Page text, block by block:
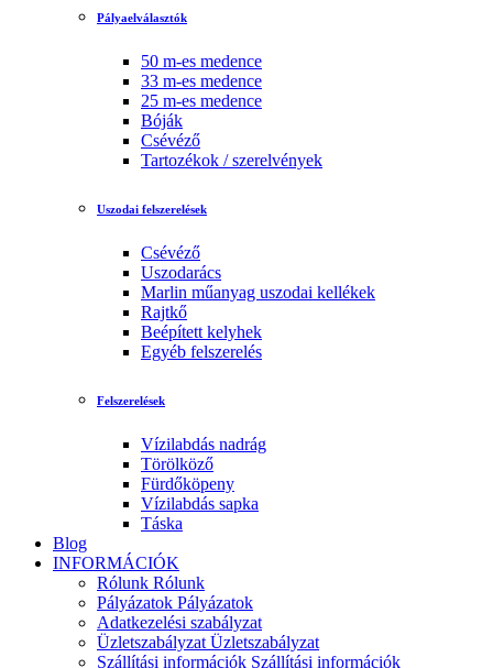
Pályaelválasztók
50 m-es medence
33 m-es medence
25 m-es medence
Bóják
Csévéző
Tartozékok / szerelvények
Uszodai felszerelések
Csévéző
Uszodarács
Marlin műanyag uszodai kellékek
Rajtkő
Beépített kelyhek
Egyéb felszerelés
Felszerelések
Vízilabdás nadrág
Törölköző
Fürdőköpeny
Vízilabdás sapka
Táska
Blog
INFORMÁCIÓK
Rólunk Rólunk
Pályázatok Pályázatok
Adatkezelési szabályzat
Üzletszabályzat Üzletszabályzat
Szállítási információk Szállítási információk